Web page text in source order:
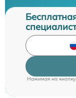
Нажимая на